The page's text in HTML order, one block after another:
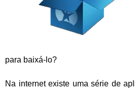
para baixá-lo?
Na internet existe uma série de